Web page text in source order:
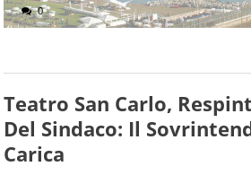
0
Teatro San Carlo,
Del Sindaco: Il
Carica